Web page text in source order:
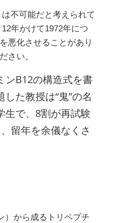
不可能だと考えられて
年かけて1972年につ
悪化させることがあり
さい。
ンB12の構造式を書
た教授は“鬼”の名
生で、8割が再試験
留年を余儀なくさ
）から成るトリペプチ